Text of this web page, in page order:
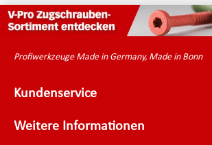
Profiwerkzeuge Made in Germany, Made in Bonn
Kundenservice
Weitere Informationen